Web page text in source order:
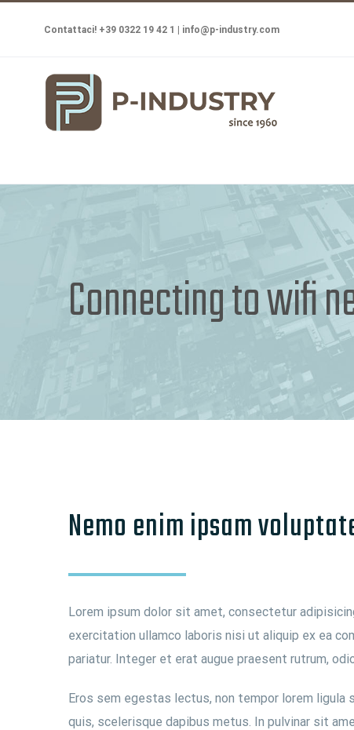
Contattaci! +39 0322 19 42 1 | info@p-industry.com
Connecting to wifi
Nemo enim ipsam
Lorem ipsum dolor sit amet, consectetur
exercitation ullamco laboris nisi ut aliquip ex ea
pariatur. Integer et erat augue praesent rutrum,
Eros sem egestas lectus, non tempor lorem
quis, scelerisque dapibus metus. In pulvinar sit